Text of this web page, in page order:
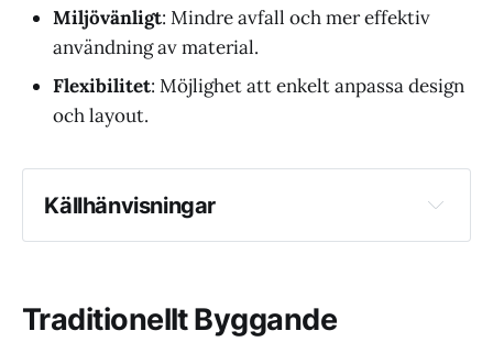
Miljövänligt: Mindre avfall och mer effektiv
användning av material.
Flexibilitet: Möjlighet att enkelt anpassa design
och layout.
Källhänvisningar
ScienceDirect: Modelling the role of modular
housing projects
Traditionellt Byggande